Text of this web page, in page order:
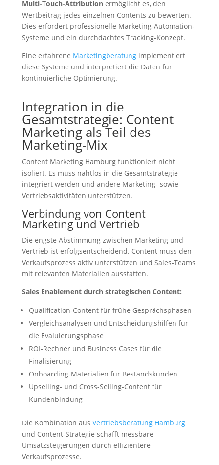
Multi-Touch-Attributionermöglicht es, den
Wertbeitrag jedes einzelnen Contents zu bewerten.
Dies erfordert professionelle Marketing-Automation-
Systeme und ein durchdachtes Tracking-Konzept.
Eine erfahrene Marketingberatungimplementiert
diese Systeme und interpretiert die Daten für
kontinuierliche Optimierung.
Integration in die
Gesamtstrategie: Content
Marketing als Teil des
Marketing-Mix
Content Marketing Hamburg funktioniert nicht
isoliert. Es muss nahtlos in die Gesamtstrategie
integriert werden und andere Marketing- sowie
Vertriebsaktivitäten unterstützen.
Verbindung von Content
Marketing und Vertrieb
Die engste Abstimmung zwischen Marketing und
Vertrieb ist erfolgsentscheidend. Content muss den
Verkaufsprozess aktiv unterstützen und Sales-Teams
mit relevanten Materialien ausstatten.
Sales Enablement durch strategischen Content:
Qualification-Content für frühe Gesprächsphasen
Vergleichsanalysen und Entscheidungshilfen für
die Evaluierungsphase
ROI-Rechner und Business Cases für die
Finalisierung
Onboarding-Materialien für Bestandskunden
Upselling- und Cross-Selling-Content für
Kundenbindung
Die Kombination aus Vertriebsberatung Hamburg
und Content-Strategie schafft messbare
Umsatzsteigerungen durch effizientere
Verkaufsprozesse.